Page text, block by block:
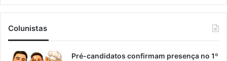
Colunistas
Pré-candidatos confirmam presença no 1º